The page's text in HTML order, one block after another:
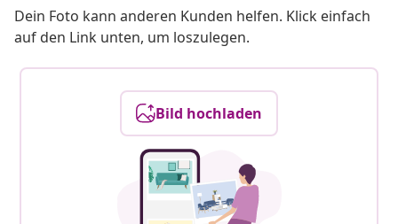
Dein Foto kann anderen Kunden helfen. Klick einfach
auf den Link unten, um loszulegen.
Bild hochladen